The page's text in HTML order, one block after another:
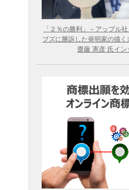
「２％の勝利」－アップル
ブズに勝訴した発明家の描
齋藤 憲彦 氏イン